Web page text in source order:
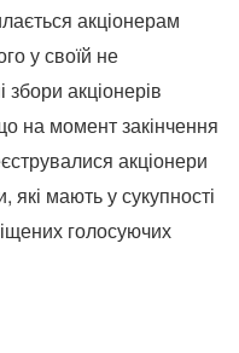
акціонерам
у своїй не
збори акціонерів
на момент закінчення
акціонери
які мають у сукупності
голосуючих